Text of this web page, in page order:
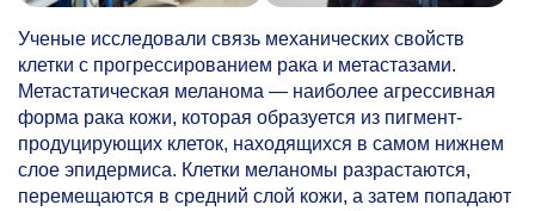
Ученые исследовали связь механических свойств
клетки с прогрессированием рака и метастазами.
Метастатическая меланома — наиболее агрессивная
форма рака кожи, которая образуется из пигмент-
продуцирующих клеток, находящихся в самом нижнем
слое эпидермиса. Клетки меланомы разрастаются,
перемещаются в средний слой кожи, а затем попадают